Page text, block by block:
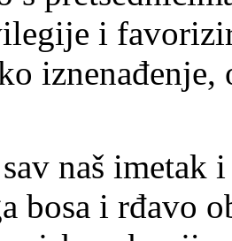
i
naš imetak
bosa i rđavo